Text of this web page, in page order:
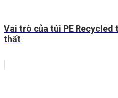
Vai trò của túi PE Recycled
thất